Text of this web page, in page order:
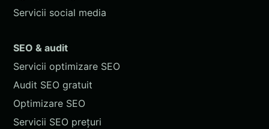
Servicii social media
SEO & audit
Servicii optimizare SEO
Audit SEO gratuit
Optimizare SEO
Servicii SEO prețuri